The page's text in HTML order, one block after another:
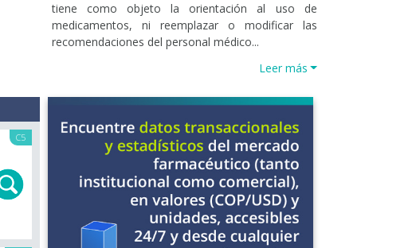
tiene como objeto la orientación al uso de
medicamentos, ni reemplazar o modificar las
recomendaciones del personal médico...
Leer más
C5